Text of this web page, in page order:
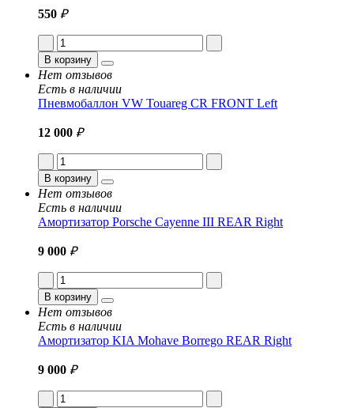
550 ₽
В корзину
Нет отзывов
Есть в наличии
Пневмобаллон VW Touareg CR FRONT Left
12 000 ₽
В корзину
Нет отзывов
Есть в наличии
Амортизатор Porsche Cayenne III REAR Right
9 000 ₽
В корзину
Нет отзывов
Есть в наличии
Амортизатор KIA Mohave Borrego REAR Right
9 000 ₽